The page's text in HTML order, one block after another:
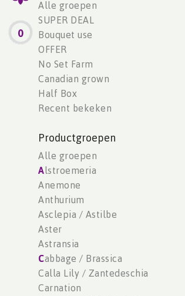
0
Alle groepen
SUPER DEAL
Bouquet use
OFFER
No Set Farm
Canadian grown
Half Box
Recent bekeken
Productgroepen
Alle groepen
Alstroemeria
Anemone
Anthurium
Asclepia / Astilbe
Aster
Astransia
Cabbage / Brassica
Calla Lily / Zantedeschia
Carnation